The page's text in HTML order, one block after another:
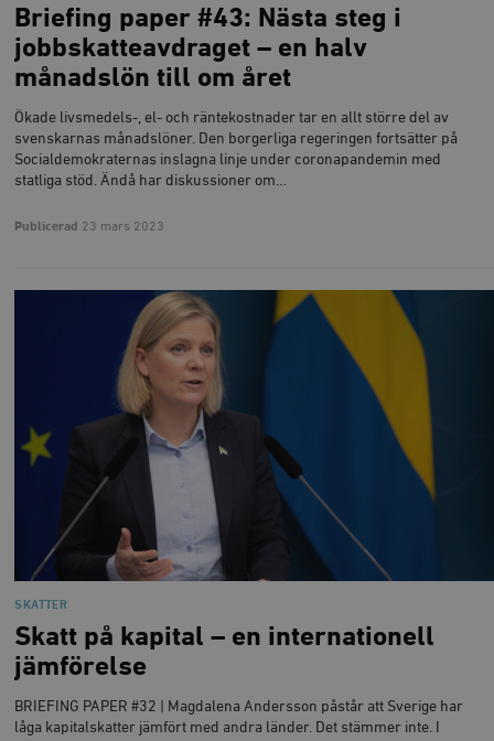
Briefing paper #43: Nästa steg i
jobbskatteavdraget – en halv
månadslön till om året
Ökade livsmedels-, el- och räntekostnader tar en allt större del av
svenskarnas månadslöner. Den borgerliga regeringen fortsätter på
Socialdemokraternas inslagna linje under coronapandemin med
statliga stöd. Ändå har diskussioner om…
Publicerad 23 mars 2023
SKATTER
Skatt på kapital – en internationell
jämförelse
BRIEFING PAPER #32 | Magdalena Andersson påstår att Sverige har
låga kapitalskatter jämfört med andra länder. Det stämmer inte. I